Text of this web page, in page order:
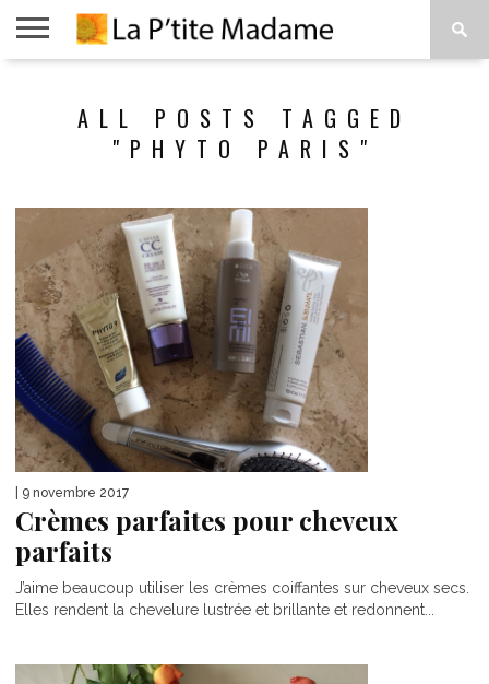
VIVRE
PROPOSALL POSTS TAGGED
"PHYTO PARIS"
| 9 novembre 2017
Crèmes parfaites pour cheveux
parfaits
J’aime beaucoup utiliser les crèmes coiffantes sur cheveux secs.
Elles rendent la chevelure lustrée et brillante et redonnent...